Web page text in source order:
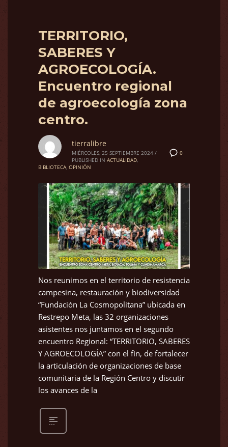
TERRITORIO,
SABERES Y
AGROECOLOGÍA.
Encuentro regional
de agroecología zona
centro.
0
tierralibre
MIÉRCOLES, 25 SEPTIEMBRE 2024 /
PUBLISHED IN ACTUALIDAD,
BIBLIOTECA, OPINIÓN
Nos reunimos en el territorio de resistencia
campesina, restauración y biodiversidad
“Fundación La Cosmopolitana” ubicada en
Restrepo Meta, las 32 organizaciones
asistentes nos juntamos en el segundo
encuentro Regional: “TERRITORIO, SABERES
Y AGROECOLOGÍA” con el fin, de fortalecer
la articulación de organizaciones de base
comunitaria de la Región Centro y discutir
los avances de la